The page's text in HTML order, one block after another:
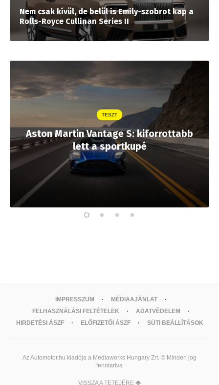
Nem csak kívül, de belül is Emily-szobrot kap a
Rolls-Royce Cullinan Series II
TESZT
Aston Martin Vantage S: kiforrottabb
lett a sportkupé
IMPRESSZUM
MÉDIAAJÁNLAT
FELHASZNÁLÁSI FELTÉTELEK
ADATVÉDELEM
HIRDETÉSI ÁSZF
ELŐFIZETŐI ÁSZF SÜTI BEÁLLÍTÁSOK
Az Automotor.hu kiadója a Mediaworks Hungary Zrt. © Minden jog
fenntartva
VISSZA A TETEJÉRE